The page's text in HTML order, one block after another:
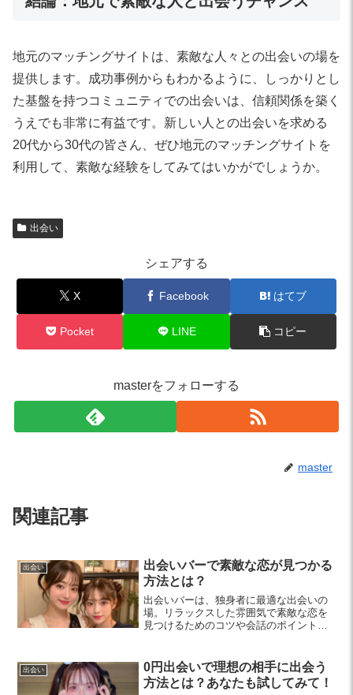
地元のマッチングサイトは、素敵な人々との出会いの場を
提供します。成功事例からもわかるように、しっかりとし
た基盤を持つコミュニティでの出会いは、信頼関係を築く
うえでも非常に有益です。新しい人との出会いを求める
20代から30代の皆さん、ぜひ地元のマッチングサイトを
利用して、素敵な経験をしてみてはいかがでしょうか。
出会い
シェアする
X Facebook はてブ
Pocket LINE コピー
masterをフォローする
master
関連記事
出会い
出会いバーで素敵な恋が見つかる
方法とは？
出会いバーは、独身者に最適な出会いの
場。リラックスした雰囲気で素敵な恋を
見つけるためのコツや会話のポイント、
出会い
0円出会いで理想の相手に出会う
方法とは？あなたも試してみて！